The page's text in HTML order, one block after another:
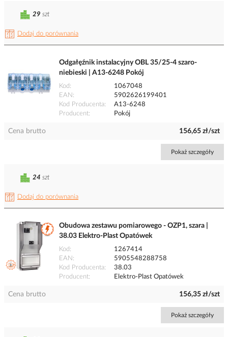
Dodaj do porównania
29 szt
Odgałęźnik instalacyjny OBL 35/25-4 szaro-
niebieski | A13-6248 Pokój
Kod
1067048
EAN
5902626199401
Kod Producenta
A13-6248
Producent
Pokój
Cena brutto 156,65 zł/szt
Pokaż szczegóły
Dodaj do porównania
24 szt
Obudowa zestawu pomiarowego - OZP1, szara |
38.03 Elektro-Plast Opatówek
Kod
1267414
EAN
5905548288758
Kod Producenta
38.03
Producent
Elektro-Plast Opatówek
Cena brutto 156,35 zł/szt
Pokaż szczegóły